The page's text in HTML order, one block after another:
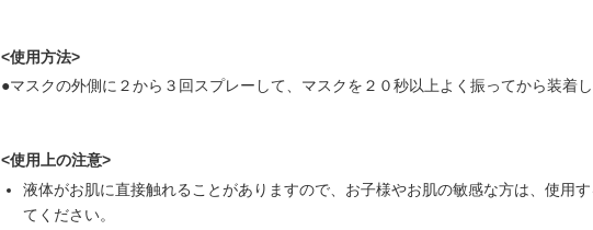
<使用方法>
●マスクの外側に２から３回スプレーして、マスクを２０秒以上よく振ってから装着し
<使用上の注意>
液体がお肌に直接触れることがありますので、お子様やお肌の敏感な方は、使用
てください。